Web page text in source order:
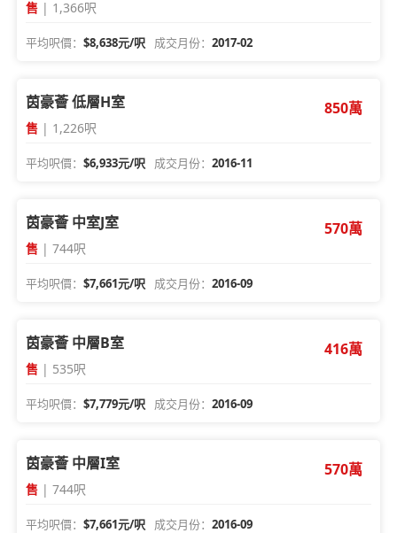
售 | 1,366呎
平均呎價：$8,638元/呎 成交月份：2017-02
茵豪薈 低層H室
售 | 1,226呎
850萬
平均呎價：$6,933元/呎 成交月份：2016-11
茵豪薈 中室J室
售 | 744呎
570萬
平均呎價：$7,661元/呎 成交月份：2016-09
茵豪薈 中層B室
售 | 535呎
416萬
平均呎價：$7,779元/呎 成交月份：2016-09
茵豪薈 中層I室
售 | 744呎
570萬
平均呎價：$7,661元/呎 成交月份：2016-09